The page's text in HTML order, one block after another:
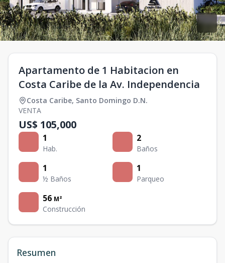
Apartamento de 1 Habitacion en
Costa Caribe de la Av. Independencia
Costa Caribe, Santo Domingo D.N.
VENTA
US$ 105,000
1
Hab.
2
Baños
1
½ Baños
1
Parqueo
56 M²
Construcción
Resumen